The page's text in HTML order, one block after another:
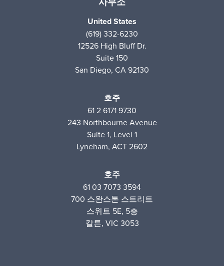
United States
(619) 332-6230
12526 High Bluff Dr.
Suite 150
San Diego, CA 92130
호주
61 2 6171 9730
243 Northbourne Avenue
Suite 1, Level 1
Lyneham, ACT 2602
호주
61 03 7073 3594
700 스완스톤 스트리트
스위트 5E, 5층
칼튼, VIC 3053